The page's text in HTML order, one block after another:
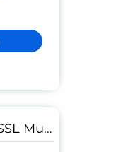
Sectigo PositiveSSL Multi-Domain Wildcard (3 SAN)